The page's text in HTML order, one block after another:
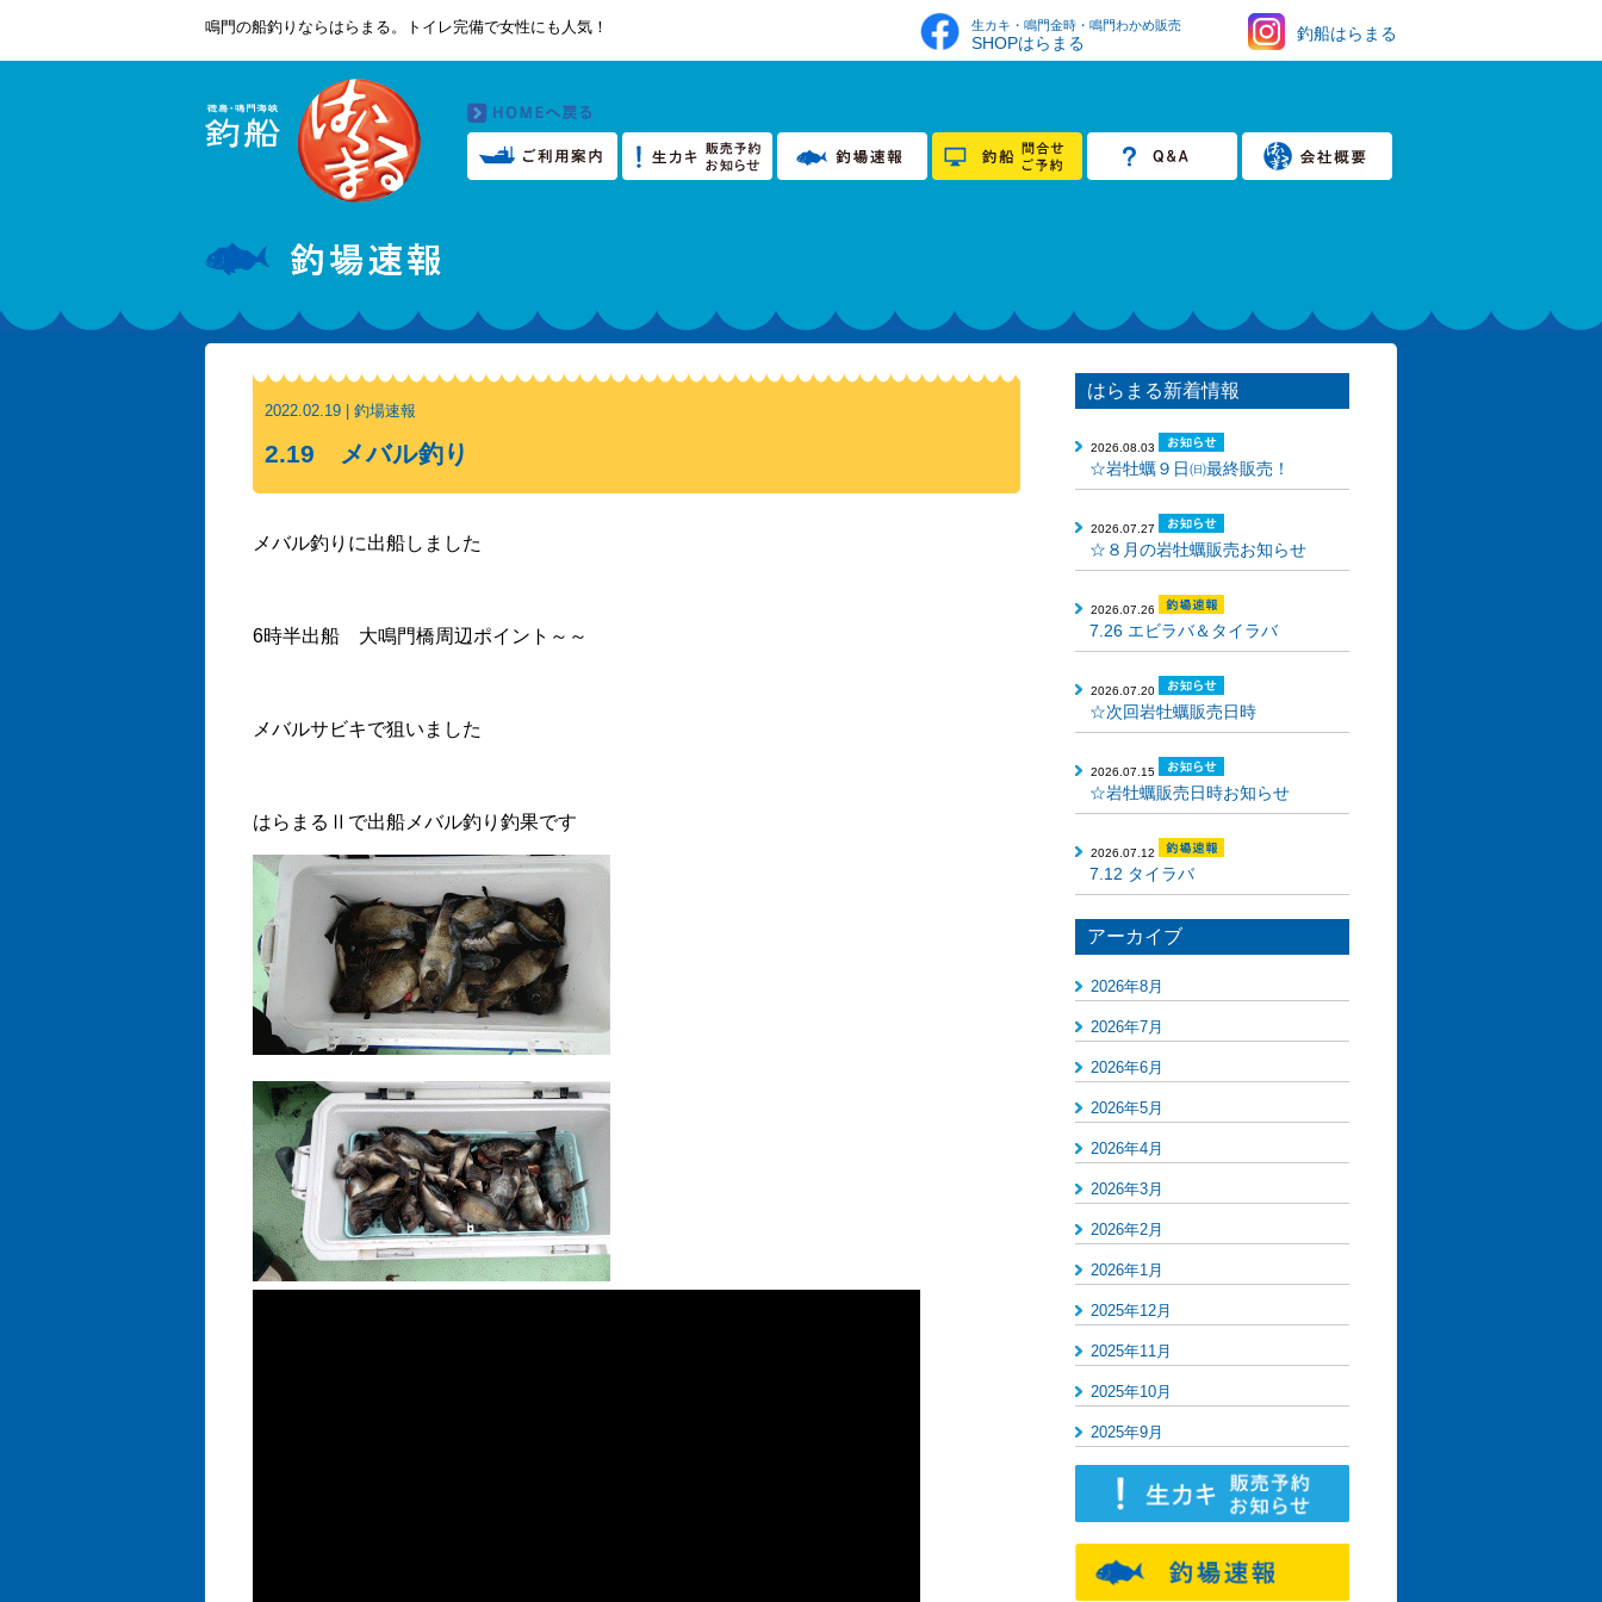
鳴門の船釣りならはらまる。トイレ完備で女性にも人気！ 生カキ・鳴門金時・鳴門わかめ販売
SHOPはらまる 釣船はらまる
2022.02.19 | 釣場速報
2.19 メバル釣り
メバル釣りに出船しました
6時半出船 大鳴門橋周辺ポイント～～
メバルサビキで狙いました
はらまるⅡで出船メバル釣り釣果です
はらまる新着情報
2026.08.03
☆岩牡蠣９日㈰最終販売！
2026.07.27
☆８月の岩牡蠣販売お知らせ
2026.07.26
7.26 エビラバ＆タイラバ
2026.07.20
☆次回岩牡蠣販売日時
2026.07.15
☆岩牡蠣販売日時お知らせ
2026.07.12
7.12 タイラバ
アーカイブ
2026年8月
2026年7月
2026年6月
2026年5月
2026年4月
2026年3月
2026年2月
2026年1月
2025年12月
2025年11月
2025年10月
2025年9月